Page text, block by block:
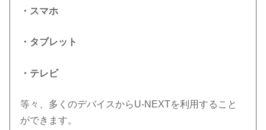
・スマホ
・タブレット
・テレビ
等々、多くのデバイスからU-NEXTを利用すること
ができます。